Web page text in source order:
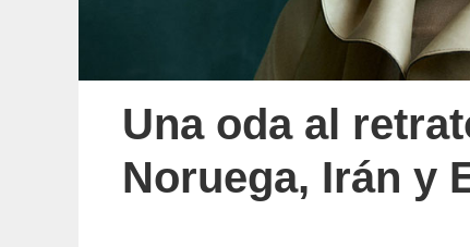
Una oda al
Noruega, Irán y